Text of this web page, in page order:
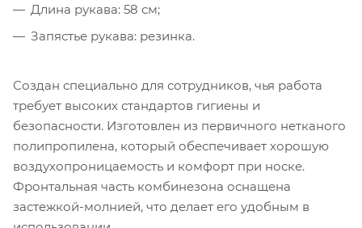
Длина рукава: 58 см;
Запястье рукава: резинка.
Создан специально для сотрудников, чья работа
требует высоких стандартов гигиены и
безопасности. Изготовлен из первичного нетканого
полипропилена, который обеспечивает хорошую
воздухопроницаемость и комфорт при носке.
Фронтальная часть комбинезона оснащена
застежкой-молнией, что делает его удобным в